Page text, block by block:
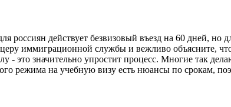
россиян действует безвизовый въезд на 60 дней,
иммиграционной службы и вежливо объясните,
это значительно упростит процесс. Многие так
режима на учебную визу есть нюансы по срокам,